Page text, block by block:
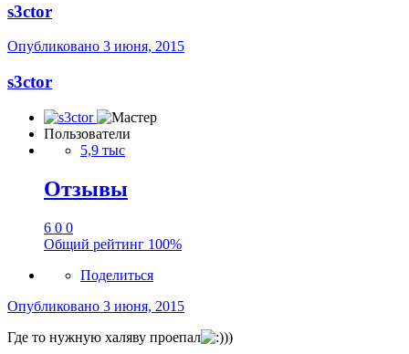
s3ctor
Опубликовано 3 июня, 2015
s3ctor
Пользователи
5,9 тыс
Отзывы
6 0 0
Общий рейтинг 100%
Поделиться
Опубликовано 3 июня, 2015
Где то нужную халяву проепал
))